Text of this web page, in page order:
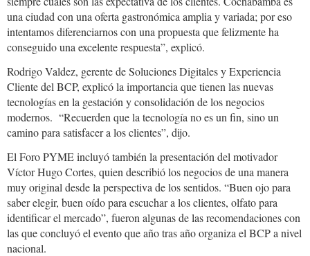
una ciudad con una oferta gastronómica amplia y variada; por eso
intentamos diferenciarnos con una propuesta que felizmente ha
conseguido una excelente respuesta”, explicó.
Rodrigo Valdez, gerente de Soluciones Digitales y Experiencia
Cliente del BCP, explicó la importancia que tienen las nuevas
tecnologías en la gestación y consolidación de los negocios
modernos. “Recuerden que la tecnología no es un fin, sino un
camino para satisfacer a los clientes”, dijo.
El Foro PYME incluyó también la presentación del motivador
Víctor Hugo Cortes, quien describió los negocios de una manera
muy original desde la perspectiva de los sentidos. “Buen ojo para
saber elegir, buen oído para escuchar a los clientes, olfato para
identificar el mercado”, fueron algunas de las recomendaciones con
las que concluyó el evento que año tras año organiza el BCP a nivel
nacional.